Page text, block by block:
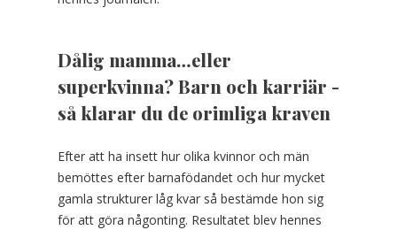
Dålig mamma…eller
superkvinna? Barn och karriär -
så klarar du de orimliga kraven
Efter att ha insett hur olika kvinnor och män
bemöttes efter barnafödandet och hur mycket
gamla strukturer låg kvar så bestämde hon sig
för att göra någonting. Resultatet blev hennes